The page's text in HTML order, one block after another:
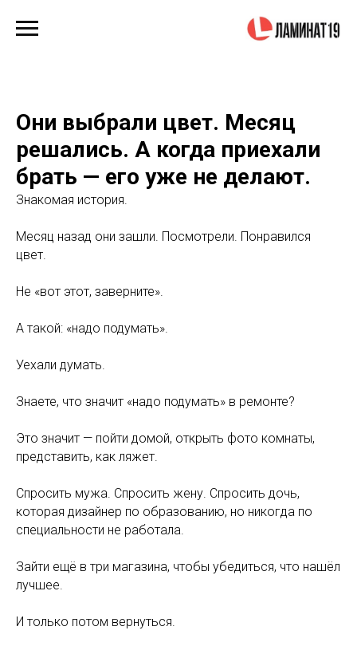
Они выбрали цвет. Месяц
решались. А когда приехали
брать — его уже не делают.
Знакомая история.
Месяц назад они зашли. Посмотрели. Понравился
цвет.
Не «вот этот, заверните».
А такой: «надо подумать».
Уехали думать.
Знаете, что значит «надо подумать» в ремонте?
Это значит — пойти домой, открыть фото комнаты,
представить, как ляжет.
Спросить мужа. Спросить жену. Спросить дочь,
которая дизайнер по образованию, но никогда по
специальности не работала.
Зайти ещё в три магазина, чтобы убедиться, что нашёл
лучшее.
И только потом вернуться.